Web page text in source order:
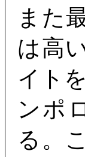
また
は高
イト
ンポ
る。